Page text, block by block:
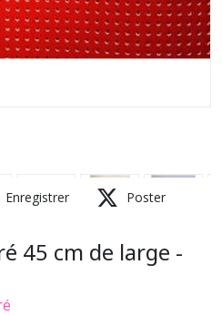
Enregistrer Poster
45 cm de large -